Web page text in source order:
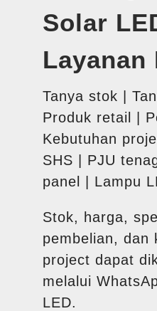
Solar
Layanan
Tanya stok |
Produk retail |
Kebutuhan
SHS | PJU
panel | Lampu
Stok, harga,
pembelian, dan
project dapat
melalui
LED.